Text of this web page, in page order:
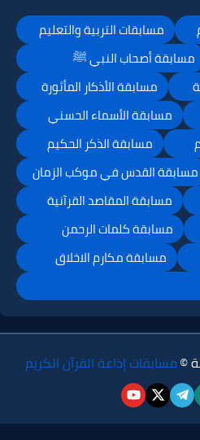
مسابقات التربية والتعليم
أصحاب النبي ﷺ
مسابقة الأذكار المأثورة
مسابقة الأسماء الحسني
مسابقة الذكر الحكيم
القدس في موكب الزمان
مسابقة المقاصد القرآنية
مسابقة كلمات الرحمن
مسابقة مكارم الاخلاق
مسابقات إذاعة القرآن الكريم